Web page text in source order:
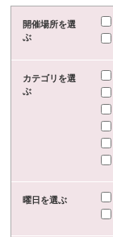
開催場所を選
ぶ
カテゴリを選
ぶ
曜日を選ぶ